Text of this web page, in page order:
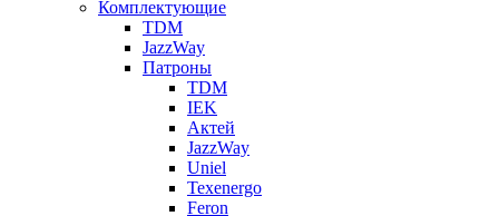
Комплектующие
TDM
JazzWay
Патроны
TDM
IEK
Актей
JazzWay
Uniel
Texenergo
Feron